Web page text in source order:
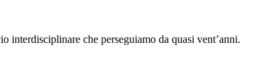
interdisciplinare che perseguiamo da quasi vent’anni.